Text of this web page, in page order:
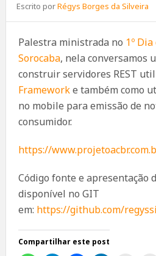
Escrito porRégys Borges da Silveira
Palestra ministrada no 1º
Sorocaba, nela conversamos
construir servidores REST
Frameworke também como
no mobile para emissão de
consumidor.
https://
Código fonte e apresentação
disponível no GIT
em: https://github.com/
Compartilhar este post